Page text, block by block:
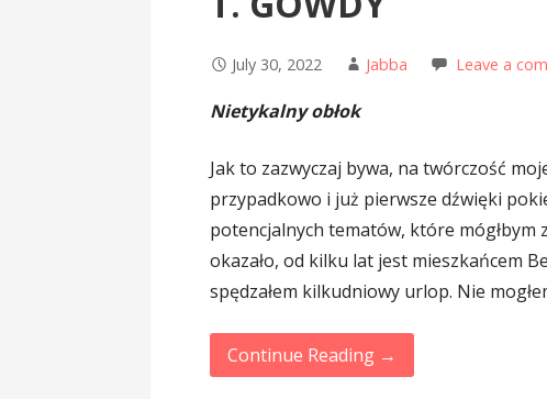
July 30, 2022 Jabba Leave a
Nietykalny obłok
Jak to zazwyczaj bywa, na twórczość
przypadkowo i już pierwsze dźwięki
potencjalnych tematów, które mógłbym
okazało, od kilku lat jest mieszkańcem
spędzałem kilkudniowy urlop. Nie
Continue Reading →